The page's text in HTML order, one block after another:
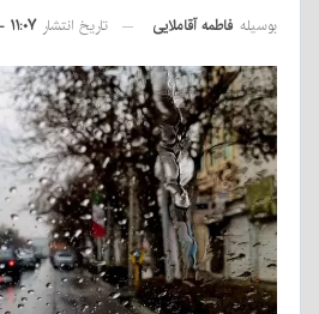
بوسیله فاطمه آقاملایی تاریخ انتشار ۱۱:۰۷ - ۱۶ فروردین ۱۴۰۴